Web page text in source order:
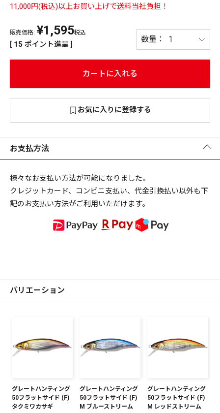
PREMIUM ［ オンライン限定 ］
全て
2026NEW PRODUCTS
リセット この内容で検索する
11,000円(税込)以上お買い上げで送料当社負担！
販売価格: ¥1,595税込
[ 15 ポイント進呈 ]
カートに入れる
お気に入りに登録する
お支払方法
様々なお支払い方法が可能になりました。
クレジットカード、コンビニ支払い、代金引換払い以外も下
記のお支払い方法がご利用いただけます。
バリエーション
グレートハンティング
50フラットサイド (F)
タクミワカサギ
グレートハンティング
50フラットサイド (F)
M ブルーストリーム
グレートハンティング
50フラットサイド (F)
M レッドストリーム